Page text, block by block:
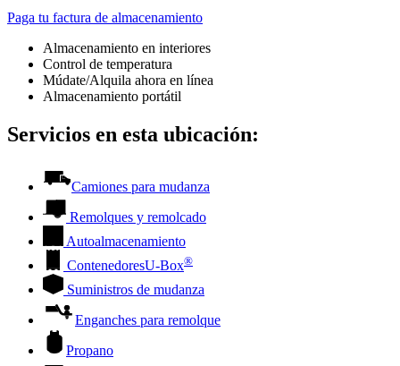
Paga tu factura de almacenamiento
Almacenamiento en interiores
Control de temperatura
Múdate/Alquila ahora en línea
Almacenamiento portátil
Servicios en esta ubicación:
Camiones para mudanza
Remolques y remolcado
Autoalmacenamiento
ContenedoresU-Box®
Suministros de mudanza
Enganches para remolque
Propano